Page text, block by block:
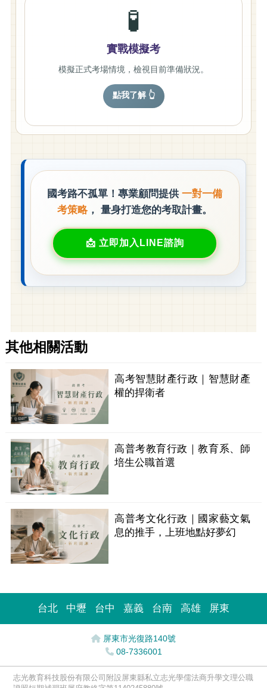
🧪
實戰模擬考
模擬正式考場情境，檢視目前準備狀況。
點我了解 👆
國考路不孤單！專業顧問提供一對一備
考策略， 量身打造您的考取計畫。
立即加入LINE諮詢
其他相關活動
高考智慧財產行政｜智慧財產
權的捍衛者
高普考教育行政｜教育系、師
培生公職首選
高普考文化行政｜國家藝文氣
息的推手，上班地點好夢幻
台北 中壢 台中 嘉義 台南 高雄 屏東
屏東市光復路140號
08-7336001
志光教育科技股份有限公司附設屏東縣私立志光學儒法商升學文理公職